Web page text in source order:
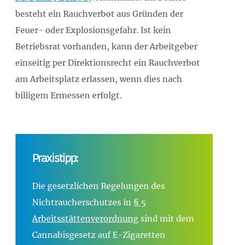
besteht ein Rauchverbot aus Gründen der
Feuer- oder Explosionsgefahr. Ist kein
Betriebsrat vorhanden, kann der Arbeitgeber
einseitig per Direktionsrecht ein Rauchverbot
am Arbeitsplatz erlassen, wenn dies nach
billigem Ermessen erfolgt.
Praxistipp:
Die gesetzlichen Regelungen des
Nichtraucherschutzes in § 5
Arbeitsstättenverordnung sind mit dem
Cannabisgesetz auf E-Zigaretten